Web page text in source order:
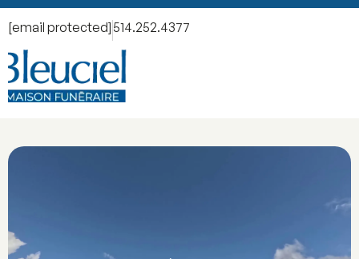
[email protected] 514.252.4377